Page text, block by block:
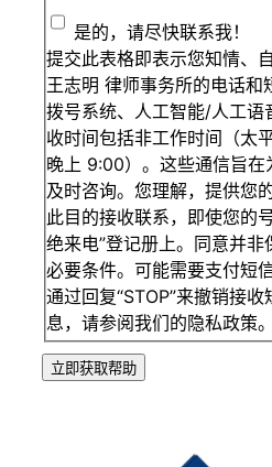
是的，请尽快联系我！
提交此表格即表示您知情、
王志明 律师事务所的电话和
拨号系统、人工智能/人工语
收时间包括非工作时间（太
晚上 9:00）。这些通信旨在
及时咨询。您理解，提供您
此目的接收联系，即使您的
绝来电”登记册上。同意并
必要条件。可能需要支付短
通过回复“STOP”来撤销接
息，请参阅我们的隐私政策。
立即获取帮助